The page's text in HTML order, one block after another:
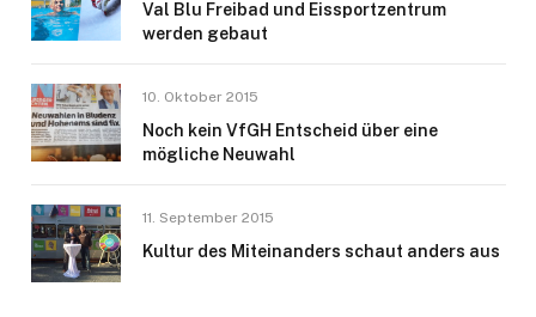
Val Blu Freibad und Eissportzentrum
werden gebaut
10. Oktober 2015
Noch kein VfGH Entscheid über eine
mögliche Neuwahl
11. September 2015
Kultur des Miteinanders schaut anders aus